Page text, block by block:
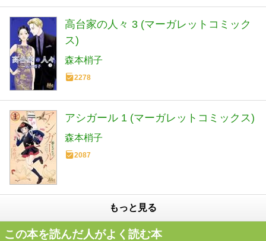
高台家の人々 3 (マーガレットコミック
ス)
森本梢子
2278
アシガール 1 (マーガレットコミックス)
森本梢子
2087
もっと見る
この本を読んだ人がよく読む本